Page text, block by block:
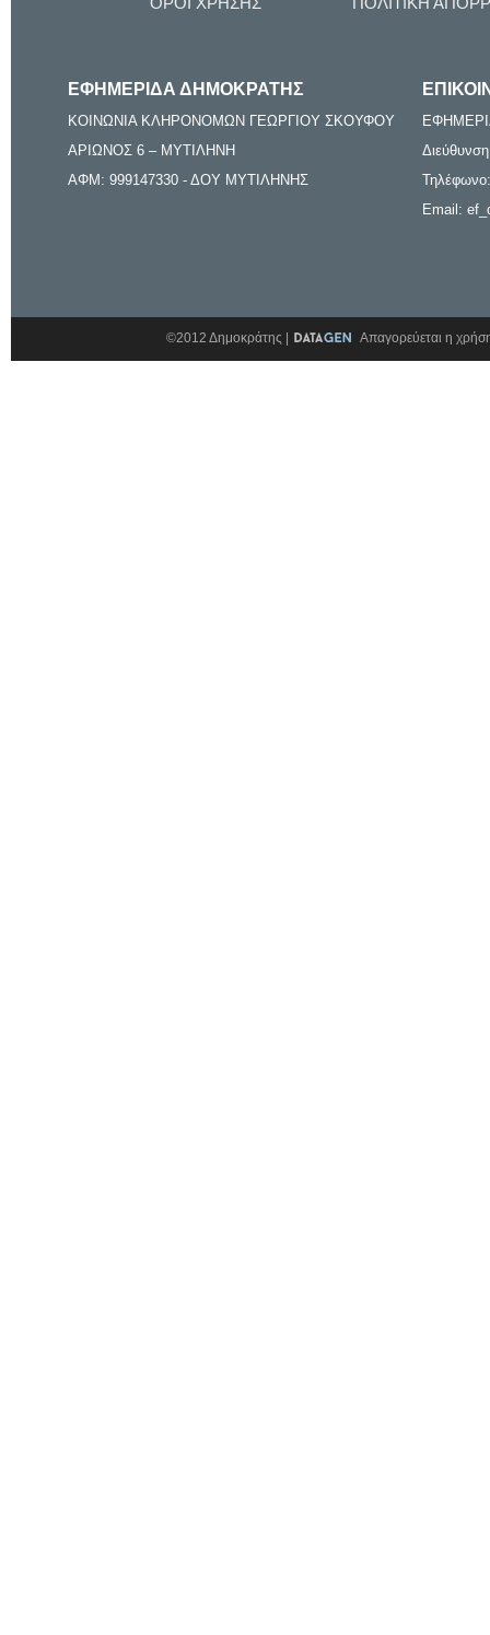
ΕΦΗΜΕΡΙΔΑ ΔΗΜΟΚΡΑΤΗΣ
ΚΟΙΝΩΝΙΑ ΚΛΗΡΟΝΟΜΩΝ ΓΕΩΡΓΙΟΥ ΣΚΟΥΦΟΥ
ΑΡΙΩΝΟΣ 6 – ΜΥΤΙΛΗΝΗ
ΑΦΜ: 999147330 - ΔΟΥ ΜΥΤΙΛΗΝΗΣ
Email:
©2012 Δημοκράτης | Απαγορεύεται η